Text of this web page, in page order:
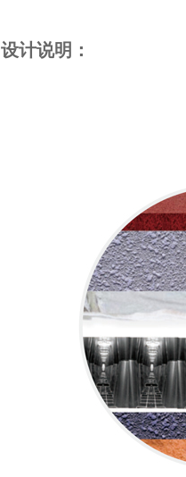
设计说明：